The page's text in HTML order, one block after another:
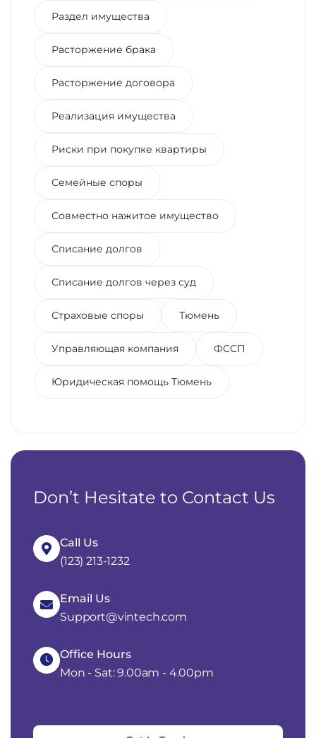
Раздел имущества
Расторжение брака
Расторжение договора
Реализация имущества
Риски при покупке квартиры
Семейные споры
Совместно нажитое имущество
Списание долгов
Списание долгов через суд
Страховые споры Тюмень
Управляющая компания ФССП
Юридическая помощь Тюмень
Don’t Hesitate to Contact Us
Call Us
(123) 213-1232
Email Us
Support@vintech.com
Office Hours
Mon - Sat: 9.00am - 4.00pm